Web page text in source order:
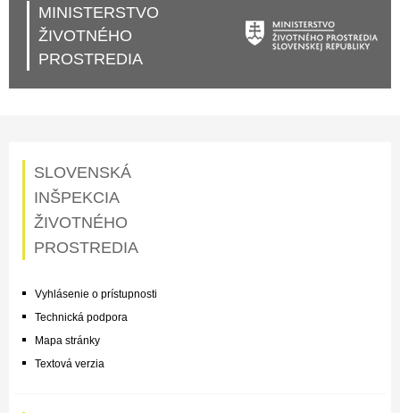
MINISTERSTVO
ŽIVOTNÉHO
PROSTREDIA
SLOVENSKÁ
INŠPEKCIA
ŽIVOTNÉHO
PROSTREDIA
Vyhlásenie o prístupnosti
Technická podpora
Mapa stránky
Textová verzia